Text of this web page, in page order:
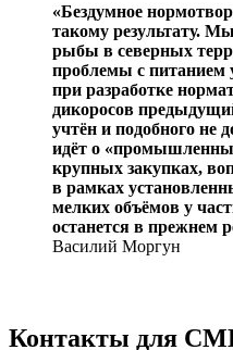
«Бездумное
такому результату.
рыбы в северных
проблемы с питанием
при разработке
дикоросов
учтён и подобного не
идёт о
крупных закупках,
в рамках
мелких объёмов у
останется в прежнем
Василий Моргун
Контакты для